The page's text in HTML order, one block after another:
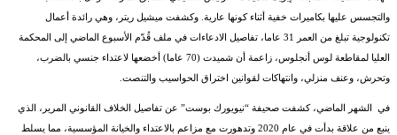
والتجسس عليها بكاميرات خفية أثناء كونها عارية. وكشفت ميشيل ريتر، وهي رائدة أعمال
تكنولوجية تبلغ من العمر 31 عاما، تفاصيل الادعاءات في ملف قُدّم الأسبوع الماضي إلى المحكمة
العليا لمقاطعة لوس أنجلوس، زاعمة أن شميدت (70 عاما) أخضعها لاعتداء جنسي بالضرب،
وتحرش، وعنف منزلي، وانتهاكات لقوانين اختراق الحواسيب والتنصت.
في الشهر الماضي، كشفت صحيفة “نيويورك بوست” عن تفاصيل الخلاف القانوني المرير، الذي
ينبع من علاقة بدأت في عام 2020 وتدهورت مع مزاعم بالاعتداء والخيانة المؤسسية، مما يسلط